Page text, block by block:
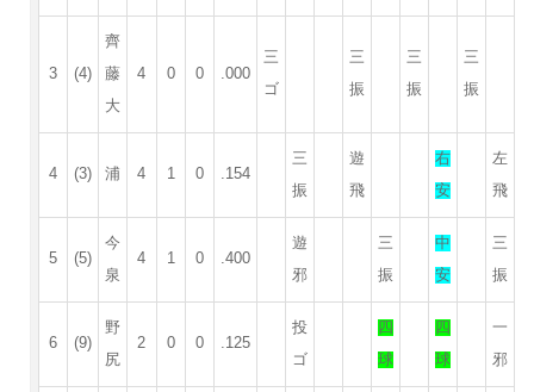
3 (4)
齊
藤
大
4 0 0 .000
三
ゴ
三
振
三
振
三
振
4 (3) 浦 4 1 0 .154
三
振
遊
飛
右
安
左
飛
5 (5)
今
泉
4 1 0 .400
遊
邪
三
振
中
安
三
振
6 (9)
野
尻
2 0 0 .125
投
ゴ
四
球
四
球
一
邪